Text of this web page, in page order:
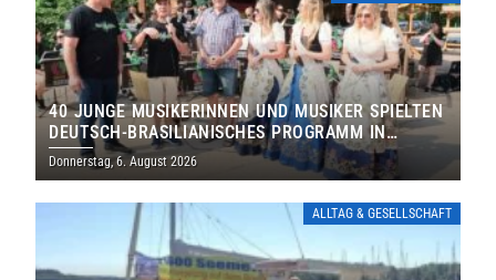
40 JUNGE MUSIKERINNEN UND MUSIKER SPIELTEN
DEUTSCH-BRASILIANISCHES PROGRAMM IN
THOLEY
Donnerstag, 6. August 2026
ALLTAG & GESELLSCHAFT